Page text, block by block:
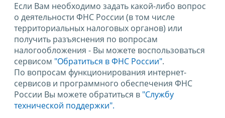
Если Вам необходимо задать какой-либо вопрос
о деятельности ФНС России (в том числе
территориальных налоговых органов) или
получить разъяснения по вопросам
налогообложения - Вы можете воспользоваться
сервисом "Обратиться в ФНС России".
По вопросам функционирования интернет-
сервисов и программного обеспечения ФНС
России Вы можете обратиться в "Службу
технической поддержки".